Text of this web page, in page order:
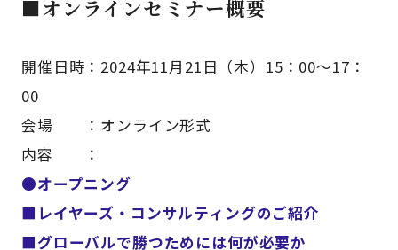
■オンラインセミナー概要
開催日時：2024年11月21日（木）15：00～17：
00
会場 ：オンライン形式
内容 ：
●オープニング
■レイヤーズ・コンサルティングのご紹介
■グローバルで勝つためには何が必要か